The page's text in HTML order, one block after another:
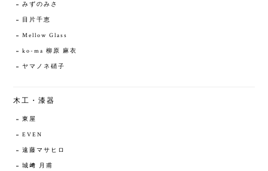
みずのみさ
目片千恵
Mellow Glass
ko-ma 柳原 麻衣
ヤマノネ硝子
木工・漆器
東屋
EVEN
遠藤マサヒロ
城﨑 月甫